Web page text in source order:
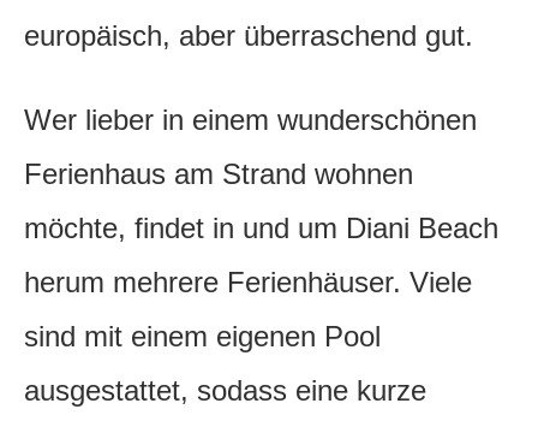
europäisch, aber überraschend gut.
Wer lieber in einem wunderschönen
Ferienhaus am Strand wohnen
möchte, findet in und um Diani Beach
herum mehrere Ferienhäuser. Viele
sind mit einem eigenen Pool
ausgestattet, sodass eine kurze